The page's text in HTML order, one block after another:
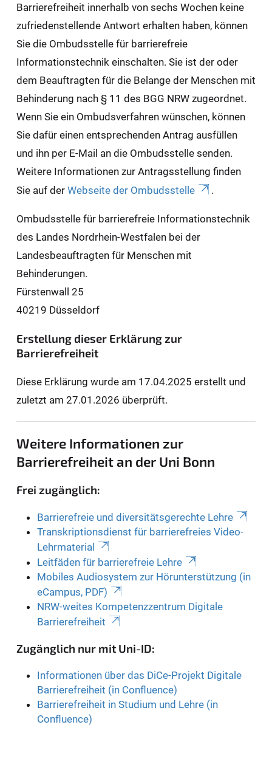
Barrierefreiheit innerhalb von sechs Wochen keine
zufriedenstellende Antwort erhalten haben, können
Sie die Ombudsstelle für barrierefreie
Informationstechnik einschalten. Sie ist der oder
dem Beauftragten für die Belange der Menschen mit
Behinderung nach § 11 des BGG NRW zugeordnet.
Wenn Sie ein Ombudsverfahren wünschen, können
Sie dafür einen entsprechenden Antrag ausfüllen
und ihn per E-Mail an die Ombudsstelle senden.
Weitere Informationen zur Antragsstellung finden
Sie auf der Webseite der Ombudsstelle .
Ombudsstelle für barrierefreie Informationstechnik
des Landes Nordrhein-Westfalen bei der
Landesbeauftragten für Men­schen mit
Behinderungen.
Fürstenwall 25
40219 Düsseldorf
Erstellung dieser Erklärung zur
Barrierefreiheit
Diese Erklärung wurde am 17.04.2025 erstellt und
zuletzt am 27.01.2026 überprüft.
Weitere Informationen zur
Barrierefreiheit an der Uni Bonn
Frei zugänglich:
Barrierefreie und diversitätsgerechte Lehre
Transkriptionsdienst für barrierefreies Video-
Lehrmaterial
Leitfäden für barrierefreie Lehre
Mobiles Audiosystem zur Hörunterstützung (in
eCampus, PDF)
NRW-weites Kompetenzzentrum Digitale
Barrierefreiheit
Zugänglich nur mit Uni-ID:
Informationen über das DiCe-Projekt Digitale
Barrierefreiheit (in Confluence)
Barrierefreiheit in Studium und Lehre (in
Confluence)